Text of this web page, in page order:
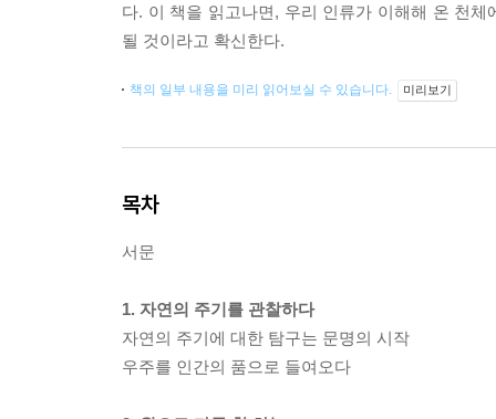
다. 이 책을 읽고나면, 우리 인류가 이해해 온 천
될 것이라고 확신한다.
책의 일부 내용을 미리 읽어보실 수 있습니다. 미리보기
목차
서문
1. 자연의 주기를 관찰하다
자연의 주기에 대한 탐구는 문명의 시작
우주를 인간의 품으로 들여오다